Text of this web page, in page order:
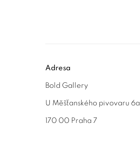
Adresa
Bold Gallery
U Měšťanského pivovaru 6a
170 00 Praha 7